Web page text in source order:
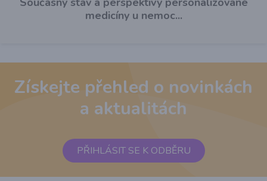
medicíny u nemoc...
Získejte přehled o novinkách
a aktualitách
PŘIHLÁSIT SE K ODBĚRU